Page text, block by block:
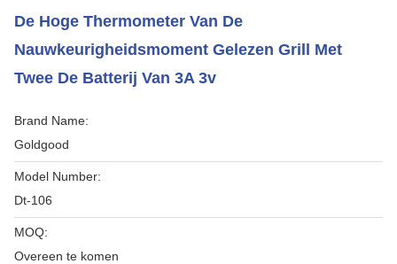
De Hoge Thermometer Van De
Nauwkeurigheidsmoment Gelezen Grill Met
Twee De Batterij Van 3A 3v
Brand Name:
Goldgood
Model Number:
Dt-106
MOQ:
Overeen te komen